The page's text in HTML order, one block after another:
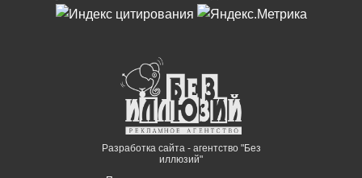
Разработка сайта - агентство "Без
иллюзий"